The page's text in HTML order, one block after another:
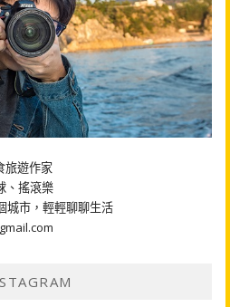
旅遊作家
、搖滾樂
城市，輕輕聊聊生活